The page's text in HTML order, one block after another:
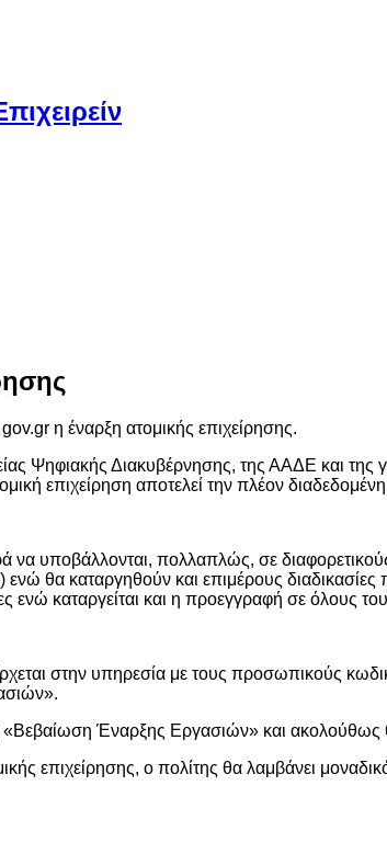
η έναρξη ατομικής επιχείρησης.
Ψηφιακής Διακυβέρνησης, της ΑΑΔΕ και
επιχείρηση αποτελεί την πλέον
να υποβάλλονται, πολλαπλώς, σε
θα καταργηθούν και επιμέρους διαδικασίες
ενώ καταργείται και η προεγγραφή σε όλους
στην υπηρεσία με τους προσωπικούς
Έναρξης Εργασιών» και
επιχείρησης, ο πολίτης θα λαμβάνει